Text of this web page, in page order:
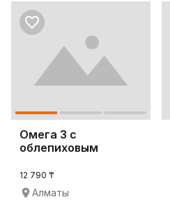
Омега 3 с
облепиховым
витамином Е
12 790 ₸
Алматы